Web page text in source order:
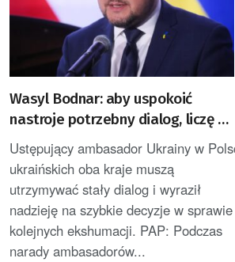
Wasyl Bodnar: aby uspokoić
nastroje potrzebny dialog, liczę na
decyzje o kolejnych ekshumacjach
Ustępujący ambasador Ukrainy w
ukraińskich oba kraje muszą
utrzymywać stały dialog i wyraził
nadzieję na szybkie decyzje w sprawie
kolejnych ekshumacji. PAP: Podczas
narady ambasadorów...